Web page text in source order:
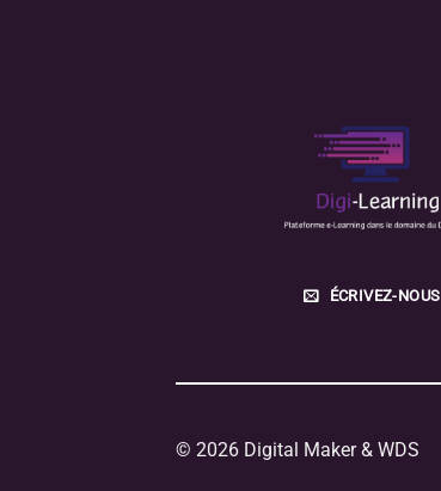
ÉCRIVEZ-NOUS
© 2026 Digital Maker & WDS